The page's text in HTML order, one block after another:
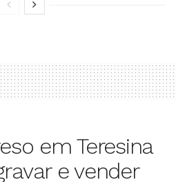
em Teresina
e vender